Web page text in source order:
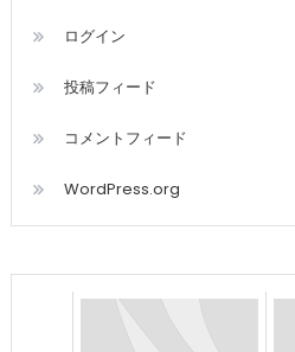
ログイン
投稿フィード
コメントフィード
WordPress.org